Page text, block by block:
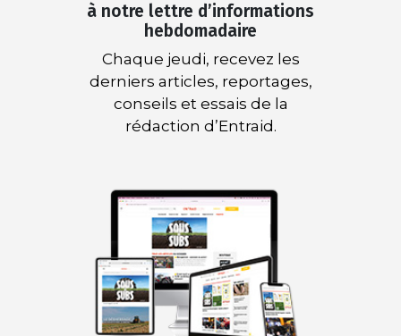
à notre lettre d’informations
hebdomadaire
Chaque jeudi, recevez les
derniers articles, reportages,
conseils et essais de la
rédaction d’Entraid.